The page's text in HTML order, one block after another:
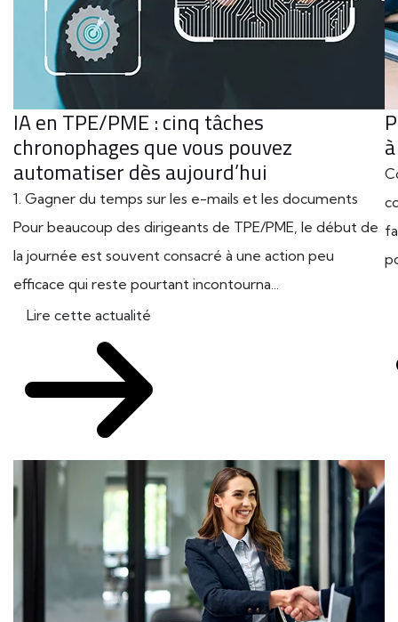
IA en TPE/PME : cinq tâches
chronophages que vous pouvez
automatiser dès aujourd’hui
1. Gagner du temps sur les e-mails et les documents
Pour beaucoup des dirigeants de TPE/PME, le début de
la journée est souvent consacré à une action peu
efficace qui reste pourtant incontourna...
Lire cette actualité